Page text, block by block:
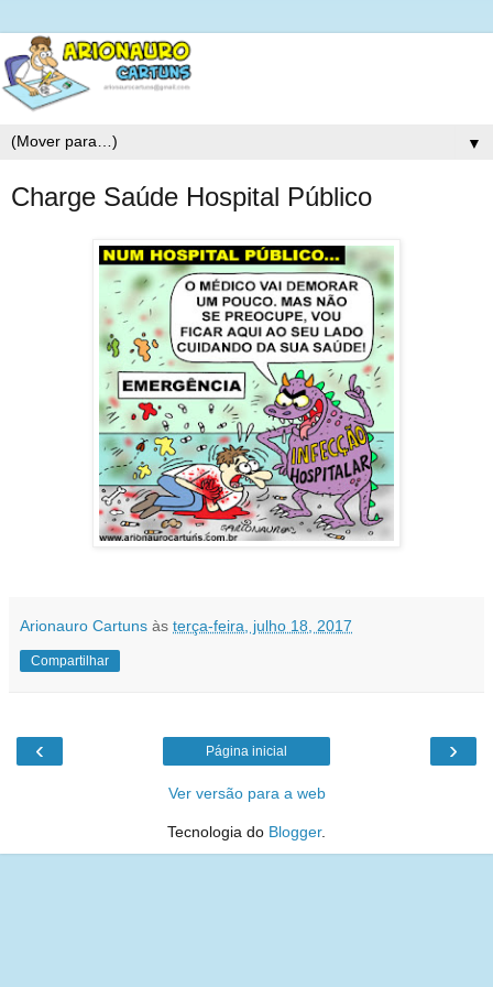
▼
Charge Saúde Hospital Público
Arionauro Cartuns às terça-feira, julho 18, 2017
Compartilhar
‹ ›
Página inicial
Ver versão para a web
Tecnologia do Blogger.